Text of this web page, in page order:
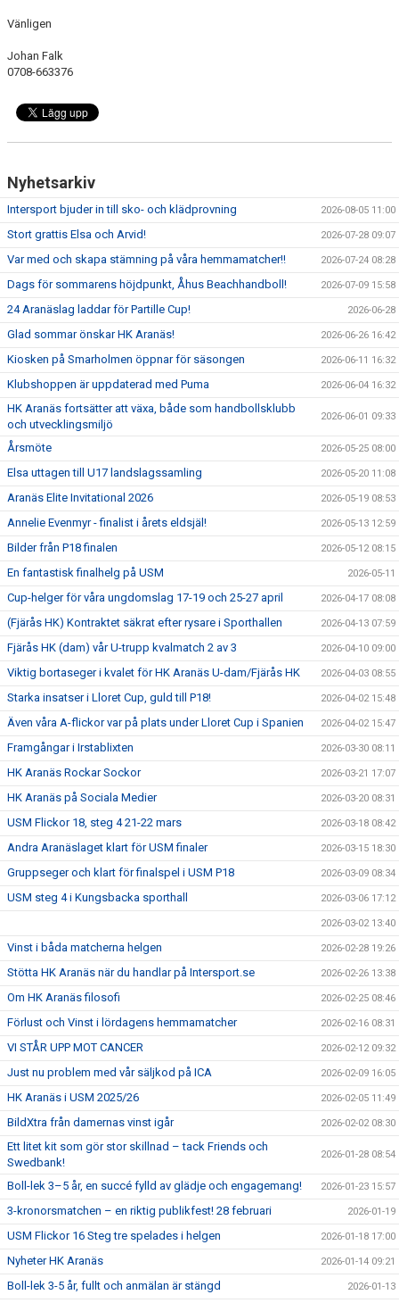
Vänligen
Johan Falk
0708-663376
Nyhetsarkiv
Intersport bjuder in till sko- och klädprovning 2026-08-05 11:00
Stort grattis Elsa och Arvid! 2026-07-28 09:07
Var med och skapa stämning på våra hemmamatcher!! 2026-07-24 08:28
Dags för sommarens höjdpunkt, Åhus Beachhandboll! 2026-07-09 15:58
24 Aranäslag laddar för Partille Cup! 2026-06-28
Glad sommar önskar HK Aranäs! 2026-06-26 16:42
Kiosken på Smarholmen öppnar för säsongen 2026-06-11 16:32
Klubshoppen är uppdaterad med Puma 2026-06-04 16:32
HK Aranäs fortsätter att växa, både som handbollsklubb
och utvecklingsmiljö
2026-06-01 09:33
Årsmöte 2026-05-25 08:00
Elsa uttagen till U17 landslagssamling 2026-05-20 11:08
Aranäs Elite Invitational 2026 2026-05-19 08:53
Annelie Evenmyr - finalist i årets eldsjäl! 2026-05-13 12:59
Bilder från P18 finalen 2026-05-12 08:15
En fantastisk finalhelg på USM 2026-05-11
Cup-helger för våra ungdomslag 17-19 och 25-27 april 2026-04-17 08:08
(Fjärås HK) Kontraktet säkrat efter rysare i Sporthallen 2026-04-13 07:59
Fjärås HK (dam) vår U-trupp kvalmatch 2 av 3 2026-04-10 09:00
Viktig bortaseger i kvalet för HK Aranäs U-dam/Fjärås HK 2026-04-03 08:55
Starka insatser i Lloret Cup, guld till P18! 2026-04-02 15:48
Även våra A-flickor var på plats under Lloret Cup i Spanien 2026-04-02 15:47
Framgångar i Irstablixten 2026-03-30 08:11
HK Aranäs Rockar Sockor 2026-03-21 17:07
HK Aranäs på Sociala Medier 2026-03-20 08:31
USM Flickor 18, steg 4 21-22 mars 2026-03-18 08:42
Andra Aranäslaget klart för USM finaler 2026-03-15 18:30
Gruppseger och klart för finalspel i USM P18 2026-03-09 08:34
USM steg 4 i Kungsbacka sporthall 2026-03-06 17:12
2026-03-02 13:40
Vinst i båda matcherna helgen 2026-02-28 19:26
Stötta HK Aranäs när du handlar på Intersport.se 2026-02-26 13:38
Om HK Aranäs filosofi 2026-02-25 08:46
Förlust och Vinst i lördagens hemmamatcher 2026-02-16 08:31
VI STÅR UPP MOT CANCER 2026-02-12 09:32
Just nu problem med vår säljkod på ICA 2026-02-09 16:05
HK Aranäs i USM 2025/26 2026-02-05 11:49
BildXtra från damernas vinst igår 2026-02-02 08:30
Ett litet kit som gör stor skillnad – tack Friends och
Swedbank!
2026-01-28 08:54
Boll-lek 3–5 år, en succé fylld av glädje och engagemang! 2026-01-23 15:57
3-kronorsmatchen – en riktig publikfest! 28 februari 2026-01-19
USM Flickor 16 Steg tre spelades i helgen 2026-01-18 17:00
Nyheter HK Aranäs 2026-01-14 09:21
Boll-lek 3-5 år, fullt och anmälan är stängd 2026-01-13